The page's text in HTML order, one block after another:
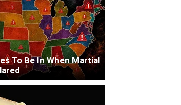
To Be In When Martial